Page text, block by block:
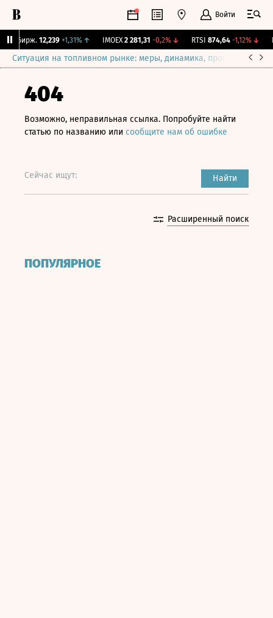
Войти
Бирж. 12,239 +1,31% ↑ IMOEX 2 281,31 -0,2%↓ RTSI 874,64 -1,12%↓
Ситуация на топливном рынке: меры, динамика, прогнозы
404
Возможно, неправильная ссылка. Попробуйте найти
статью по названию или сообщите нам об ошибке
Сейчас ищут: Найти
Расширенный поиск
ПОПУЛЯРНОЕ